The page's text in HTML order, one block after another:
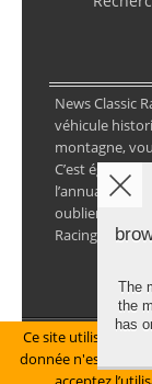
News Classic
véhicule
montagne,
C’est
l’annuaire
oublier les
Racing
Mentions
©
Ce site utilise des
donnée n'est
The
the
has